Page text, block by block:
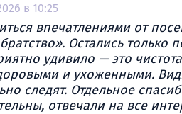
в 10:25
впечатлениями от
Остались
удивило — это
и ухоженными.
следят. Отдельное
отвечали на все